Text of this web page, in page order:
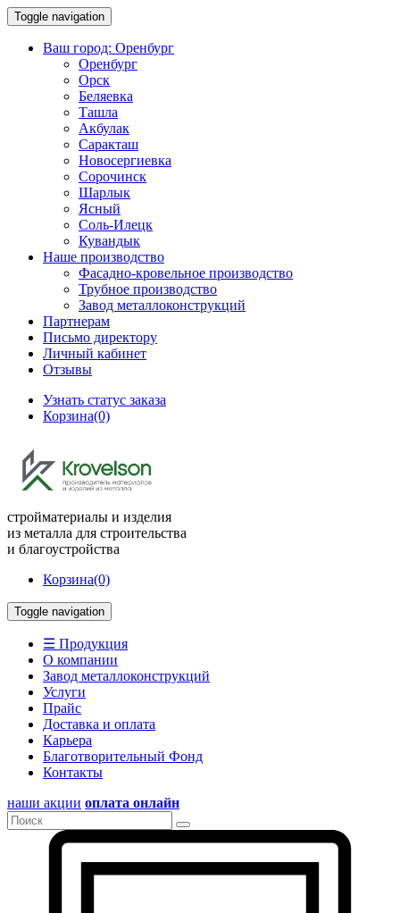
Toggle navigation
Ваш город: Оренбург
Оренбург
Орск
Беляевка
Ташла
Акбулак
Саракташ
Новосергиевка
Сорочинск
Шарлык
Ясный
Соль-Илецк
Кувандык
Наше производство
Фасадно-кровельное производство
Трубное производство
Завод металлоконструкций
Партнерам
Письмо директору
Личный кабинет
Отзывы
Узнать статус заказа
Корзина(0)
стройматериалы и изделия
из металла для строительства
и благоустройства
Корзина(0)
Toggle navigation
☰ Продукция
О компании
Завод металлоконструкций
Услуги
Прайс
Доставка и оплата
Карьера
Благотворительный Фонд
Контакты
наши акции оплата онлайн